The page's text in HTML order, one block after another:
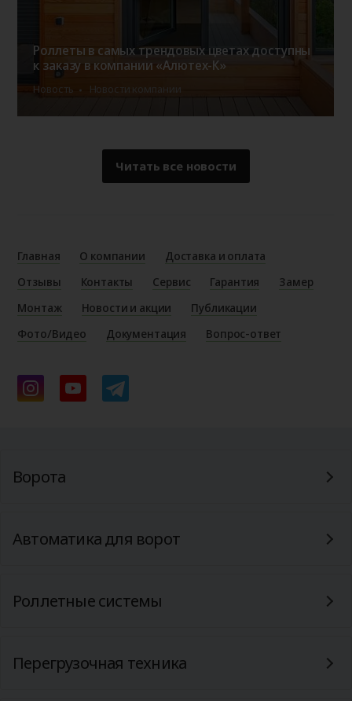
Роллеты в самых трендовых цветах доступны
к заказу в компании «Алютех-К»
Новость Новости компании
Читать все новости
Главная О компании
Доставка и оплата
Отзывы
Контакты Сервис Гарантия
Замер
Монтаж
Новости и акции
Публикации
Фото/Видео
Документация Вопрос-ответ
Ворота
Автоматика для ворот
Роллетные системы
Перегрузочная техника